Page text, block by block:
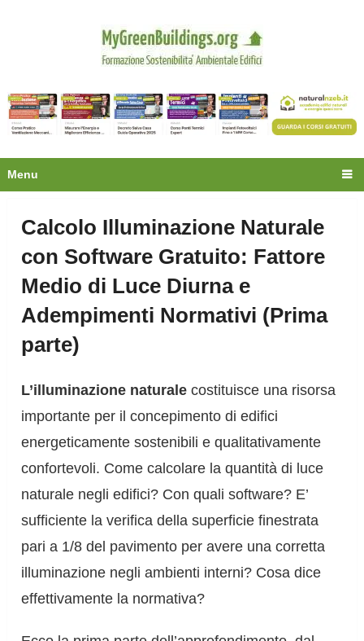
Menu
Calcolo Illuminazione Naturale
con Software Gratuito: Fattore
Medio di Luce Diurna e
Adempimenti Normativi (Prima
parte)
L’illuminazione naturale costituisce una risorsa
importante per il concepimento di edifici
energeticamente sostenibili e qualitativamente
confortevoli. Come calcolare la quantità di luce
naturale negli edifici? Con quali software? E’
sufficiente la verifica della superficie finestrata
pari a 1/8 del pavimento per avere una corretta
illuminazione negli ambienti interni? Cosa dice
effettivamente la normativa?
Privacy
Oltre 30.000 tecnici
fanno già parte della